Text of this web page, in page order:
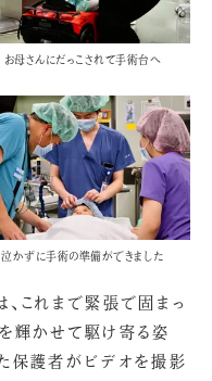
お母さんにだっこされて手術台へ
泣かずに手術の準備ができました
これまで緊張で固まっ
輝かせて駆け寄る姿
保護者がビデオを撮影